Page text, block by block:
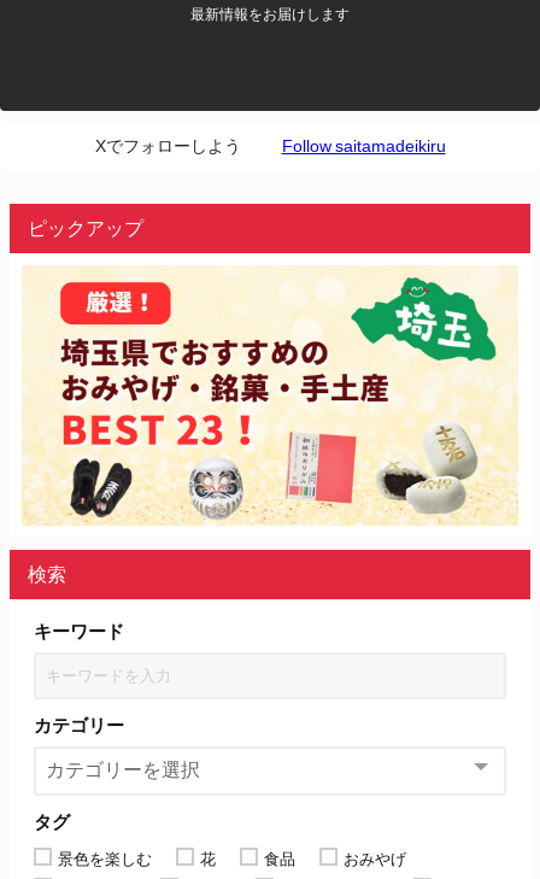
最新情報をお届けします
Xでフォローしよう Follow saitamadeikiru
ピックアップ
検索
キーワード
カテゴリー
タグ
景色を楽しむ 花 食品
おみやげ